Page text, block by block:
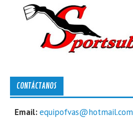
CONTÁCTANOS
Email:equipofvas@hotmail.com